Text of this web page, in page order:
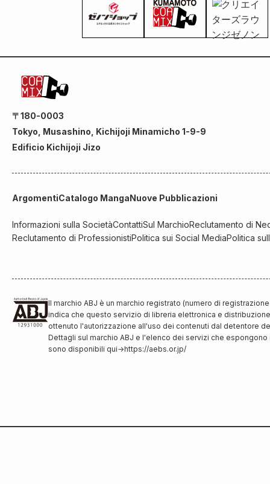
〒180-0003
Tokyo, Musashino, Kichijoji Minamicho 1-9-9
Edificio Kichijoji Jizo
ArgomentiCatalogo MangaNuove Pubblicazioni
Informazioni sulla SocietàContattiSul MarchioReclutamento di
Reclutamento di ProfessionistiPolitica sui Social MediaPolitica
Il marchio ABJ è un marchio registrato (numero di
indica che questo servizio di libreria elettronica e
ottenuto l'autorizzazione all'uso dei contenuti dal detentore
Dettagli sul marchio ABJ e l'elenco dei servizi che espongono
sono disponibili qui→https://aebs.or.jp/